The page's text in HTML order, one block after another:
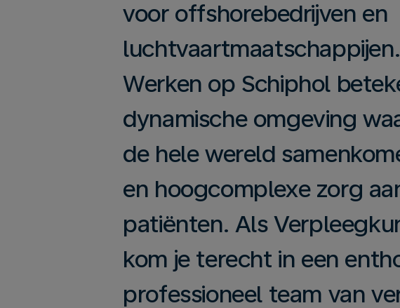
voor offshorebedrijven en
luchtvaartmaatschappijen.
Werken op Schiphol
dynamische omgeving
de hele wereld
en hoogcomplexe zorg
patiënten. Als
kom je terecht in een
professioneel team van